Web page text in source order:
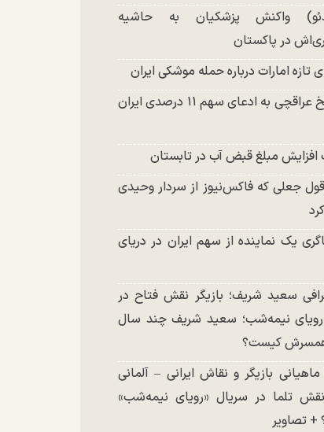
واکنش پزشکیان به حاشیه
در پاکستان
تازه امارات درباره حمله موشکی ایران
پاسخ عراقچی به ادعای سهم ۱۱ درصدی ایران
مبلغ قبض آب در تابستان
جعلی که فاکس‌نیوز از سردار وحیدی
یک نماینده از سهم ایران در دریای
سعید شریف؛ بازیگر نقش فتاح در
نیمه‌شب؛ سعید شریف چند سال
همسرش کیست؟
ماهیانی بازیگر و نقاش ایرانی – آلمانی
نقش تلما در سریال «رویای نیمه‌شب»
تصاویر